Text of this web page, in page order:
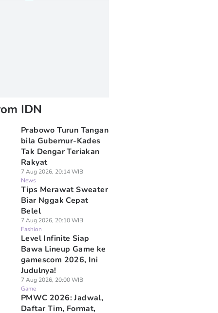
IDN
Prabowo Turun Tangan
bila Gubernur-Kades
Tak Dengar Teriakan
Rakyat
7 Aug 2026, 20:14 WIB
News
Tips Merawat Sweater
Biar Nggak Cepat
Belel
7 Aug 2026, 20:10 WIB
Fashion
Level Infinite Siap
Bawa Lineup Game ke
gamescom 2026, Ini
Judulnya!
7 Aug 2026, 20:00 WIB
Game
PMWC 2026: Jadwal,
Daftar Tim, Format,